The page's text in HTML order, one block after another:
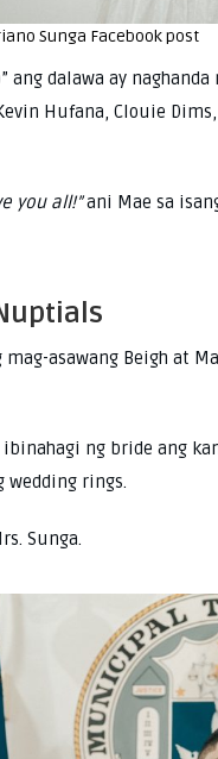
Sunga Facebook post
ang dalawa ay
Hufana, Clouie
you all!”ani Mae sa
asawang Beigh at
ibinahagi ng bride ang
wedding rings.
Sunga.